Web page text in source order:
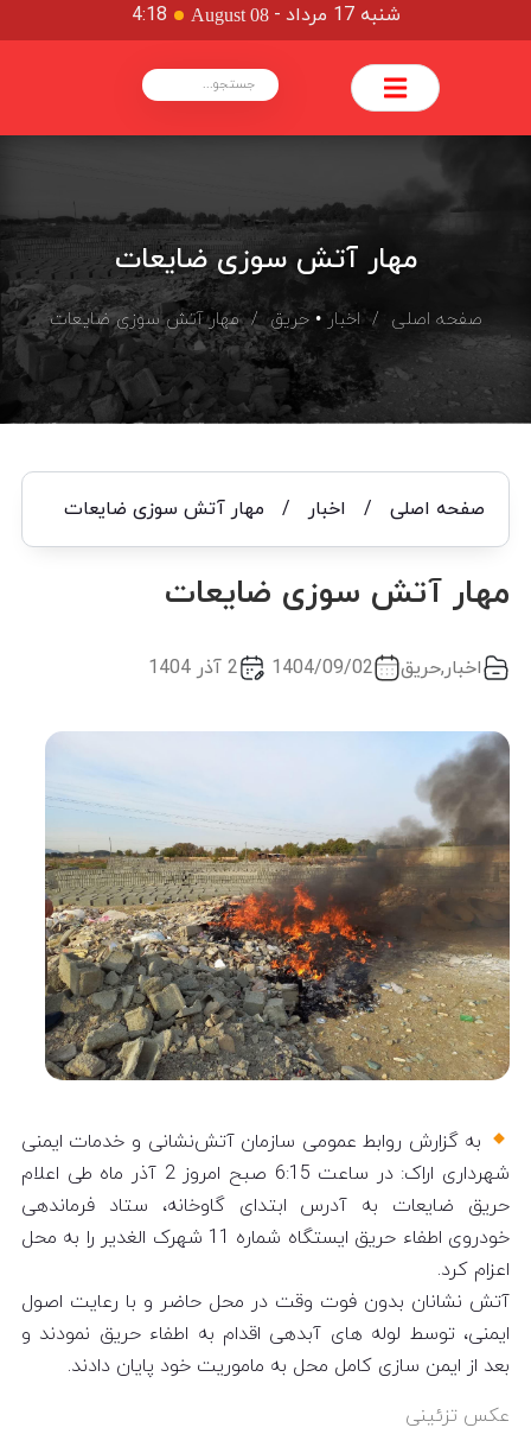
شنبه 17 مرداد -
August 08
4:18
مهار آتش سوزی ضایعات
صفحه اصلی /اخبار •حریق/ مهار آتش سوزی ضایعات
صفحه اصلی/ اخبار / مهار آتش سوزی ضایعات
مهار آتش سوزی ضایعات
اخبار,حریق 1404/09/02 2 آذر 1404
به گزارش روابط عمومی سازمان آتش‌نشانی و خدمات ایمنی
شهرداری اراک: در ساعت 6:15 صبح امروز 2 آذر ماه طی اعلام
حریق ضایعات به آدرس ابتدای گاوخانه، ستاد فرماندهی
خودروی اطفاء حریق ایستگاه شماره 11 شهرک الغدیر را به محل
اعزام کرد.
آتش نشانان بدون فوت وقت در محل حاضر و با رعایت اصول
ایمنی، توسط لوله های آبدهی اقدام به اطفاء حریق نمودند و
بعد از ایمن سازی کامل محل به ماموریت خود پایان دادند.
عکس تزئینی